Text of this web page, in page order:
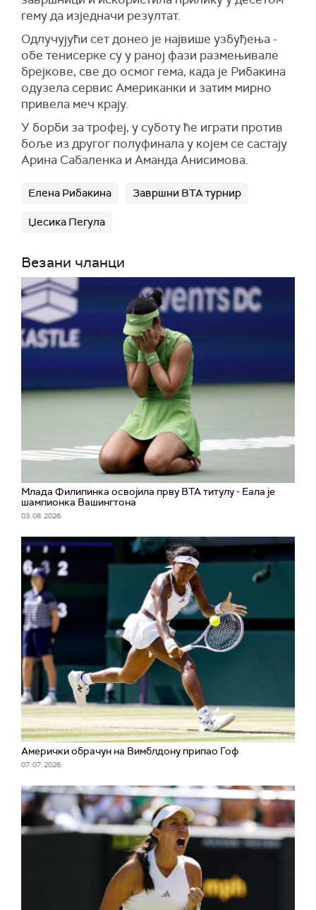
гему да изједначи резултат.
Одлучујући сет донео је највише узбуђења -
обе тенисерке су у раној фази размењивале
брејкове, све до осмог гема, када је Рибакина
одузела сервис Американки и затим мирно
привела меч крају.
У борби за трофеј, у суботу ће играти против
боље из другог полуфинала у којем се састају
Арина Сабаленка и Аманда Анисимова.
Елена Рибакина Завршни ВТА турнир
Џесика Пегула
Везани чланци
Млада Филипинка освојила прву ВТА титулу - Еала је
шампионка Вашингтона
03. 08. 2026.
Амерички обрачун на Вимблдону припао Гоф
07. 07. 2026.